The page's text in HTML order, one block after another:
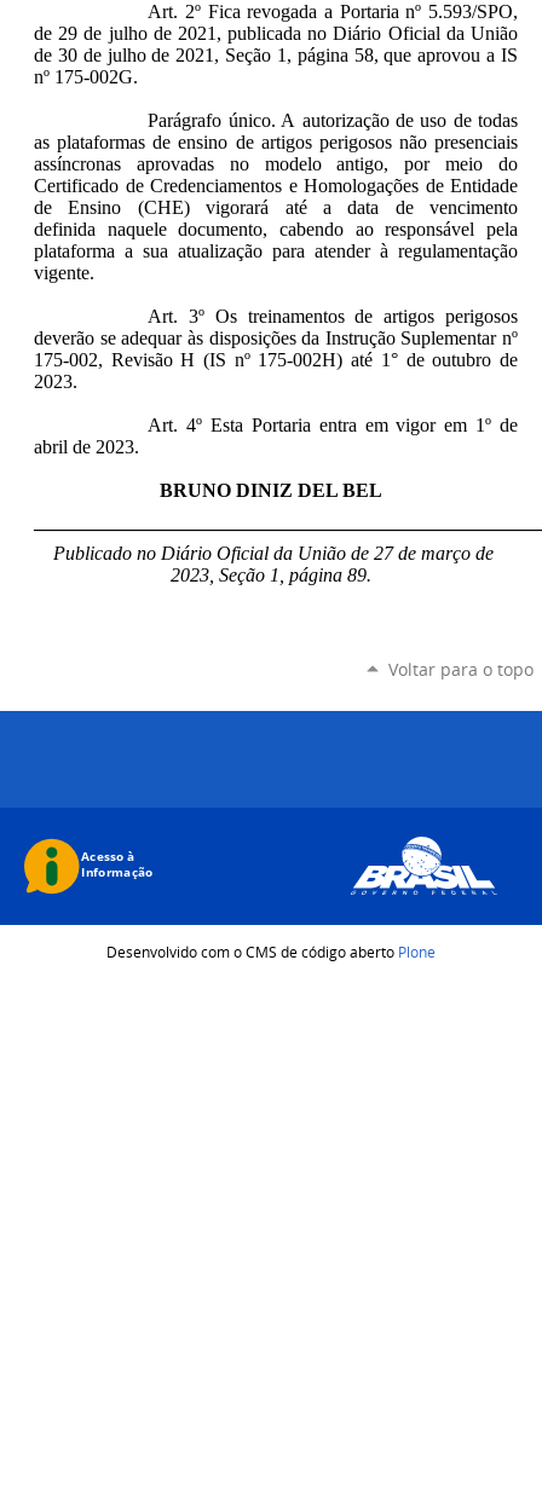
Art. 2º Fica revogada a Portaria nº 5.593/SPO,
de 29 de julho de 2021, publicada no Diário Oficial da União
de 30 de julho de 2021, Seção 1, página 58, que aprovou a IS
nº 175-002G.
Parágrafo único. A autorização de uso de todas
as plataformas de ensino de artigos perigosos não presenciais
assíncronas aprovadas no modelo antigo, por meio do
Certificado de Credenciamentos e Homologações de Entidade
de Ensino (CHE) vigorará até a data de vencimento
definida naquele documento, cabendo ao responsável pela
plataforma a sua atualização para atender à regulamentação
vigente.
Art. 3º Os treinamentos de artigos perigosos
deverão se adequar às disposições da Instrução Suplementar nº
175-002, Revisão H (IS nº 175-002H) até 1° de outubro de
2023.
Art. 4º Esta Portaria entra em vigor em 1º de
abril de 2023.
BRUNO DINIZ DEL BEL
Publicado no Diário Oficial da União de 27 de março de
2023, Seção 1, página 89.
Voltar para o topo
Desenvolvido com o CMS de código aberto Plone